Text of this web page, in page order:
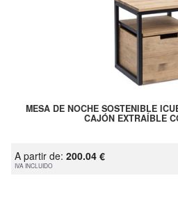
MESA DE NOCHE SOSTENIBLE
CAJÓN EXTRAÍBLE
A partir de: 200.04 €
IVA INCLUIDO